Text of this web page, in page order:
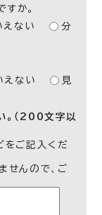
か。
えない
分
えない
見
。（200文字以
をご記入くだ
せんので、ご